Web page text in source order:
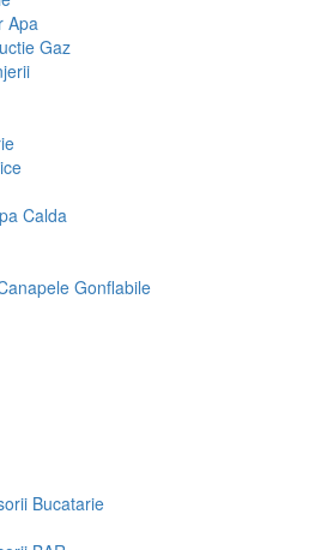
Apa
Gaz
Calda
Gonflabile
Bucatarie